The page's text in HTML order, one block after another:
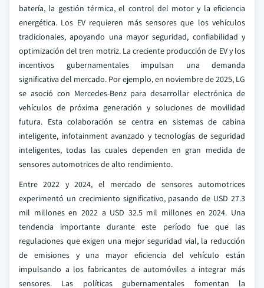
batería, la gestión térmica, el control del motor y la eficiencia
energética. Los EV requieren más sensores que los vehículos
tradicionales, apoyando una mayor seguridad, confiabilidad y
optimización del tren motriz. La creciente producción de EV y los
incentivos gubernamentales impulsan una demanda
significativa del mercado. Por ejemplo, en noviembre de 2025, LG
se asoció con Mercedes-Benz para desarrollar electrónica de
vehículos de próxima generación y soluciones de movilidad
futura. Esta colaboración se centra en sistemas de cabina
inteligente, infotainment avanzado y tecnologías de seguridad
inteligentes, todas las cuales dependen en gran medida de
sensores automotrices de alto rendimiento.
Entre 2022 y 2024, el mercado de sensores automotrices
experimentó un crecimiento significativo, pasando de USD 27.3
mil millones en 2022 a USD 32.5 mil millones en 2024. Una
tendencia importante durante este período fue que las
regulaciones que exigen una mejor seguridad vial, la reducción
de emisiones y una mayor eficiencia del vehículo están
impulsando a los fabricantes de automóviles a integrar más
sensores. Las políticas gubernamentales fomentan la